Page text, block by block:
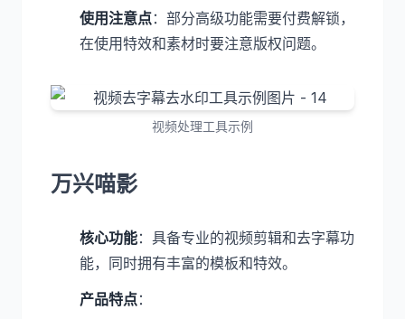
使用注意点：部分高级功能需要付费解锁，
在使用特效和素材时要注意版权问题。
视频处理工具示例
万兴喵影
核心功能：具备专业的视频剪辑和去字幕功
能，同时拥有丰富的模板和特效。
产品特点：